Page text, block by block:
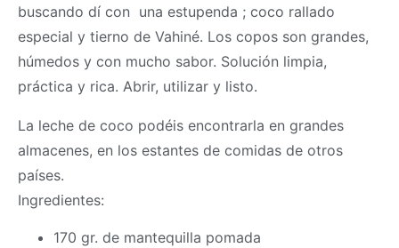
buscando dí con una estupenda ; coco rallado
especial y tierno de Vahiné. Los copos son grandes,
húmedos y con mucho sabor. Solución limpia,
práctica y rica. Abrir, utilizar y listo.
La leche de coco podéis encontrarla en grandes
almacenes, en los estantes de comidas de otros
países.
Ingredientes:
170 gr. de mantequilla pomada